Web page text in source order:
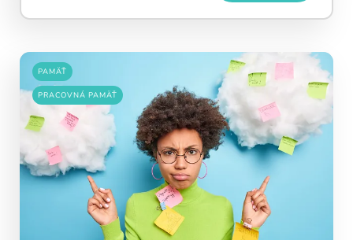
PAMÄŤ
PRACOVNÁ PAMÄŤ